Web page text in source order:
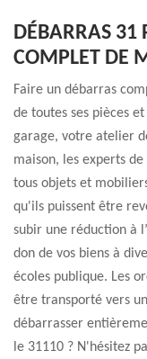
DÉBARRAS 31
COMPLET DE
Faire un débarras
de toutes ses pièces
garage, votre atelier
maison, les experts
tous objets et
qu'ils puissent être
subir une réduction à
don de vos biens à
écoles publique. Les
être transporté vers
débarrasser
le 31110 ? N'hésitez